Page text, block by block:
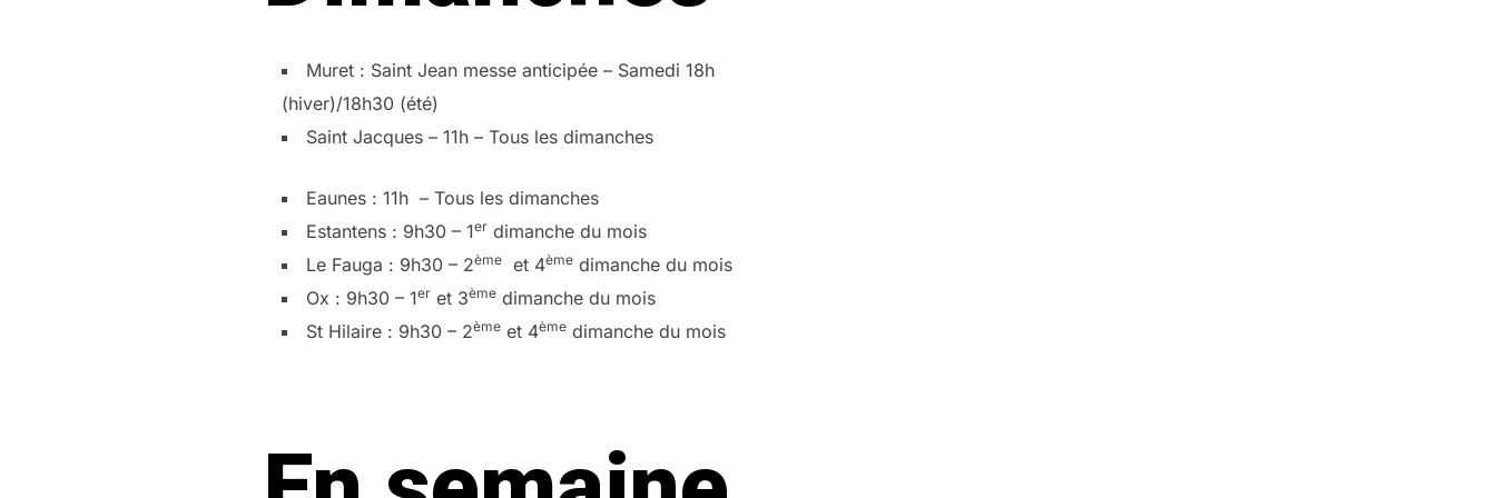
Muret : Saint Jean messe anticipée – Samedi 18h
(hiver)/18h30 (été)
Saint Jacques – 11h – Tous les dimanches
Eaunes : 11h – Tous les dimanches
Estantens : 9h30 – 1er dimanche du mois
Le Fauga : 9h30 – 2ème et 4ème dimanche du mois
Ox : 9h30 – 1er et 3ème dimanche du mois
St Hilaire : 9h30 – 2ème et 4ème dimanche du mois